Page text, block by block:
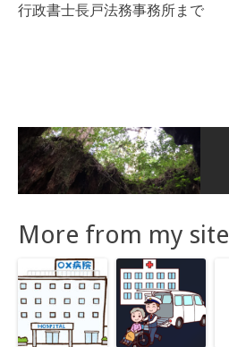
行政書士長戸法務事務所まで
More from my site